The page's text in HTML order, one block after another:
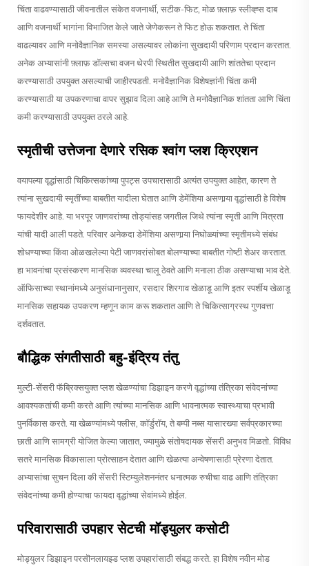
चिंता वाढवण्यासाठी जीवनातील संकेत वजनार्थी, सटीक-फिट, मोळ फ़्लाफ़ स्लीव्ह्स दाब
आणि वजनार्थी भागांना विभाजित केले जाते जेणेकरून ते फिट होऊ शकतात. ते चिंता
वाढल्यावर आणि मनोवैज्ञानिक समस्या असल्यावर लोकांना सुखदायी परिणाम प्रदान करतात.
अनेक अभ्यासांनी फ़्लाफ़ डॉल्सचा वजन थेरपी स्थितीत सुखदायी आणि शांततेचा प्रदान
करण्यासाठी उपयुक्त असल्याची जाहीरपडती. मनोवैज्ञानिक विशेषज्ञांनी चिंता कमी
करण्यासाठी या उपकरणाचा वापर सुझाव दिला आहे आणि ते मनोवैज्ञानिक शांतता आणि चिंता
कमी करण्यासाठी उपयुक्त ठरले आहे.
स्मृतीची उत्तेजना देणारे रसिक श्वांग प्लश क्रिएशन
वयापल्या वृद्धांसाठी चिकित्सकांच्या पुपट्स उपचारासाठी अत्यंत उपयुक्त आहेत, कारण ते
त्यांना सुखदायी स्मृतींच्या बाबतीत यादीला घेतात आणि डेमेंशिया असणार्‍या वृद्धांसाठी हे विशेष
फायदेशीर आहे. या भरपूर जाणवरांच्या तोड्यांसह जगतील जिथे त्यांना स्मृती आणि मित्रता
यांची यादी आली पडते. परिवार अनेकदा डेमेंशिया असणार्‍या निघोळ्यांच्या स्मृतीमध्ये संबंध
शोधण्याच्या किंवा ओळखलेल्या पेटी जाणवरांसोबत बोलण्याच्या बाबतीत गोष्टी शेअर करतात.
हा भावनांचा प्रसंस्करण मानसिक व्यवस्था चालू ठेवते आणि मनाला ठीक असण्याचा भाव देते.
ऑफिसाच्या स्थानांमध्ये अनुसंधानानुसार, रसदार शिरगाव खेळाडू आणि इतर स्पर्शीय खेळाडू
मानसिक सहायक उपकरण म्हणून काम करू शकतात आणि ते चिकित्साग्रस्थ गुणवत्ता
दर्शवतात.
बौद्धिक संगतीसाठी बहु-इंद्रिय तंतु
मुल्टी-सेंसरी फॅब्रिक्सयुक्त प्लश खेळण्यांचा डिझाइन करणे वृद्धांच्या तंत्रिका संवेदनांच्या
आवश्यकतांची कमी करते आणि त्यांच्या मानसिक आणि भावनात्मक स्वास्थ्याचा प्रभावी
पुनर्विकास करते. या खेळण्यांमध्ये फ्लीस, कॉर्डुरॉय, ते बम्पी नब्स यासारख्या सर्वप्रकारच्या
छाती आणि सामग्री योजित केल्या जातात, ज्यामुळे संतोषदायक सेंसरी अनुभव मिळतो. विविध
सतरे मानसिक विकासाला प्रोत्साहन देतात आणि खेळत्या अन्वेषणासाठी प्रेरणा देतात.
अभ्यासांचा सुचन दिला की सेंसरी स्टिम्युलेशननंतर धनात्मक रुचीचा वाढ आणि तंत्रिका
संवेदनांच्या कमी होण्याचा फायदा वृद्धांच्या सेवांमध्ये होईल.
परिवारासाठी उपहार सेटची मॉड्युलर कसोटी
मोड्युलर डिझाइन परसॊनलायझ्ड प्लश उपहारांसाठी संबद्ध करते. हा विशेष नवीन मोड